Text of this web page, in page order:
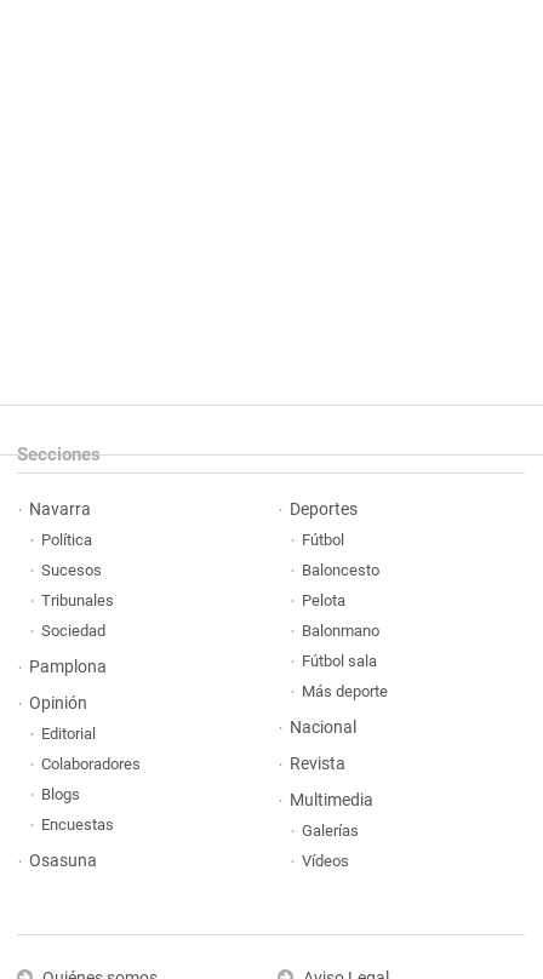
Secciones
Navarra
Política
Sucesos
Tribunales
Sociedad
Pamplona
Opinión
Editorial
Colaboradores
Blogs
Encuestas
Osasuna
Deportes
Fútbol
Baloncesto
Pelota
Balonmano
Fútbol sala
Más deporte
Nacional
Revista
Multimedia
Galerías
Vídeos